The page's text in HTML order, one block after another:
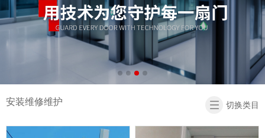
系
案
决
新
心
安
系
返
安装维修维护 切换类目